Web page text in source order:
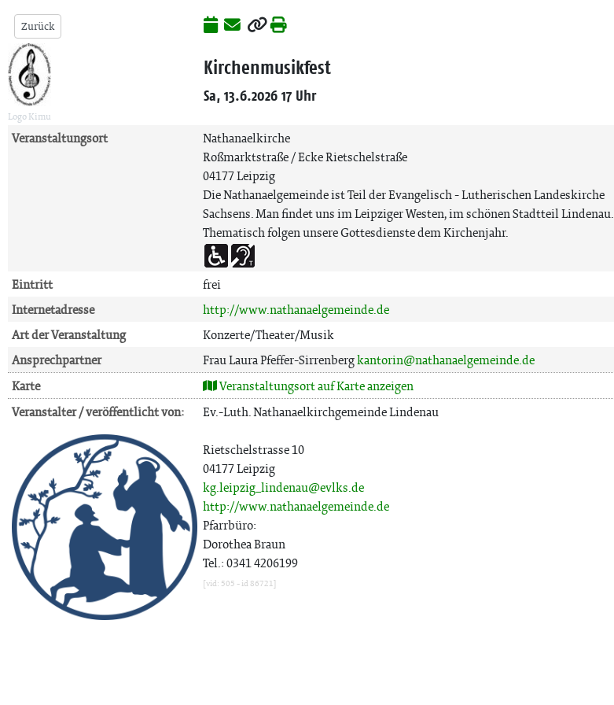
Zurück
Logo Kimu
Kirchenmusikfest
Sa, 13.6.2026 17 Uhr
Veranstaltungsort
Nathanaelkirche
Roßmarktstraße / Ecke Rietschelstraße
04177 Leipzig
Die Nathanaelgemeinde ist Teil der Evangelisch - Lutherischen Landeskirche
Sachsens. Man findet uns im Leipziger Westen, im schönen Stadtteil Lindenau.
Thematisch folgen unsere Gottesdienste dem Kirchenjahr.
Eintritt
frei
Internetadresse
http://www.nathanaelgemeinde.de
Art der Veranstaltung
Konzerte/Theater/Musik
Ansprechpartner
Frau Laura Pfeffer-Sirrenbergkantorin@nathanaelgemeinde.de
Karte
Veranstaltungsort auf Karte anzeigen
Veranstalter / veröffentlicht von:
Ev.-Luth. Nathanaelkirchgemeinde Lindenau
Rietschelstrasse 10
04177 Leipzig
kg.leipzig_lindenau@evlks.de
http://www.nathanaelgemeinde.de
Pfarrbüro:
Dorothea Braun
Tel.: 0341 4206199
[vid: 505 - id 86721]